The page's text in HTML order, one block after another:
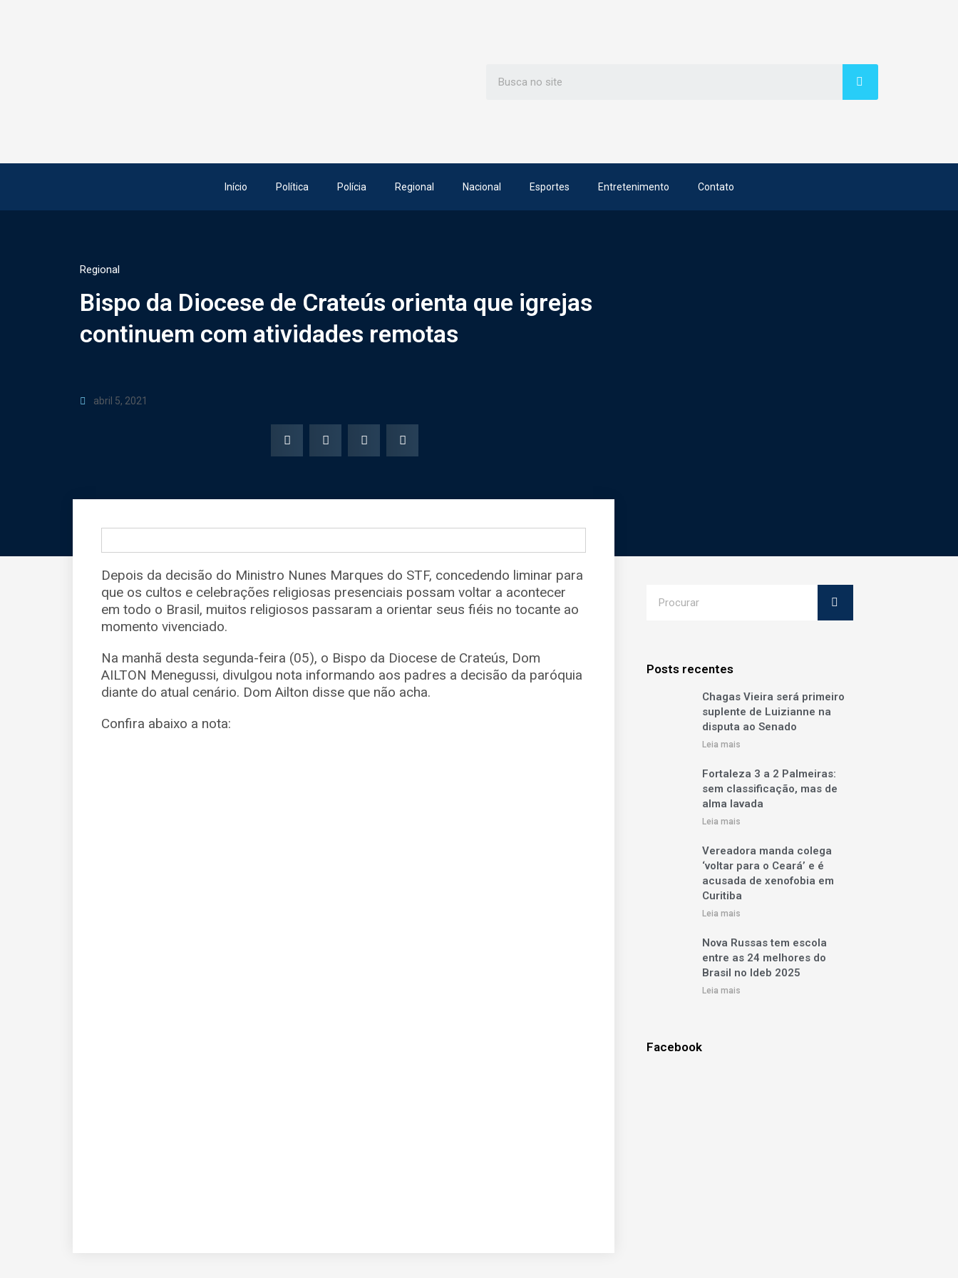
Início Política Polícia Regional Nacional Esportes Entretenimento Contato
Regional
Bispo da Diocese de Crateús orienta que igrejas
continuem com atividades remotas
abril 5, 2021
Depois da decisão do Ministro Nunes Marques do STF, concedendo liminar para
que os cultos e celebrações religiosas presenciais possam voltar a acontecer
em todo o Brasil, muitos religiosos passaram a orientar seus fiéis no tocante ao
momento vivenciado.
Na manhã desta segunda-feira (05), o Bispo da Diocese de Crateús, Dom
AILTON Menegussi, divulgou nota informando aos padres a decisão da paróquia
diante do atual cenário. Dom Ailton disse que não acha.
Confira abaixo a nota:
Posts recentes
Chagas Vieira será primeiro
suplente de Luizianne na
disputa ao Senado
Leia mais
Fortaleza 3 a 2 Palmeiras:
sem classificação, mas de
alma lavada
Leia mais
Vereadora manda colega
‘voltar para o Ceará’ e é
acusada de xenofobia em
Curitiba
Leia mais
Nova Russas tem escola
entre as 24 melhores do
Brasil no Ideb 2025
Leia mais
Facebook